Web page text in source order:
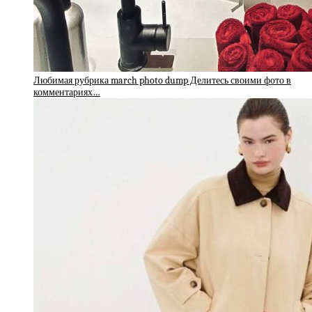
Любимая рубрика march photo dump Делитесь своими фото в
комментариях…